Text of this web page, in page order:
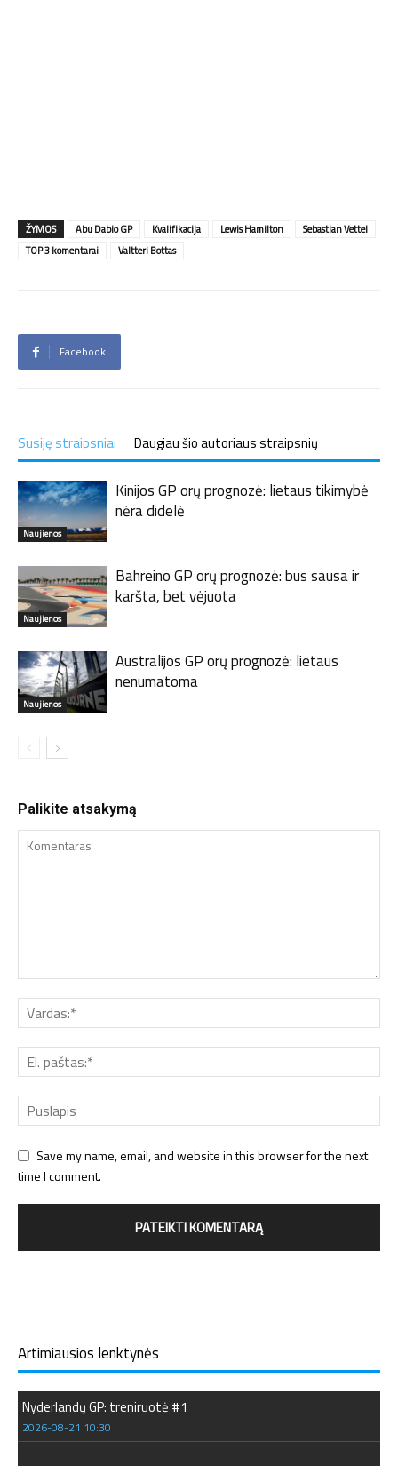
ŽYMOS Abu Dabio GP Kvalifikacija Lewis Hamilton
Sebastian Vettel
TOP 3 komentarai
Valtteri Bottas
Facebook
Susiję straipsniai Daugiau šio autoriaus straipsnių
Naujienos
Kinijos GP orų prognozė: lietaus tikimybė
nėra didelė
Naujienos
Bahreino GP orų prognozė: bus sausa ir
karšta, bet vėjuota
Naujienos
Australijos GP orų prognozė: lietaus
nenumatoma
Palikite atsakymą
Save my name, email, and website in this browser for the next
time I comment.
Artimiausios lenktynės
Nyderlandų GP: treniruotė #1
2026-08-21 10:30